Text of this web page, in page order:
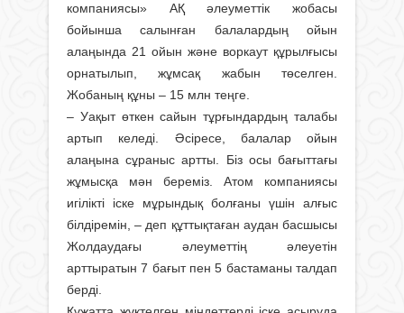
компаниясы» АҚ әлеуметтік жобасы
бойынша салынған балалардың ойын
алаңында 21 ойын және воркаут құрылғысы
орнатылып, жұмсақ жабын төселген.
Жобаның құны – 15 млн теңге.
– Уақыт өткен сайын тұрғындардың талабы
артып келеді. Әсіресе, балалар ойын
алаңына сұраныс артты. Біз осы бағыттағы
жұмысқа мән береміз. Атом компаниясы
игілікті іске мұрындық болғаны үшін алғыс
білдіремін, – деп құттықтаған аудан басшысы
Жолдаудағы әлеуметтің әлеуетін
арттыратын 7 бағыт пен 5 бастаманы талдап
берді.